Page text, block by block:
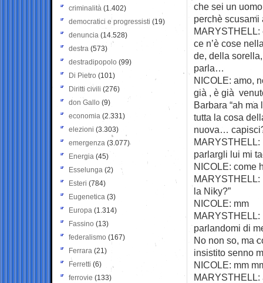
che sei un
perchè
MARYSTHELL:
ce n’è cose
de, della
parla…
NICOLE: amo,
già , è già
Barbara “ah ma
tutta la cosa
nuova…
MARYSTHELL:
parlargli lui mi
NICOLE: come
MARYSTHELL:
la Niky?”
NICOLE: mm
MARYSTHELL:
parlandomi di
No non so, ma
insistito senno
NICOLE: mm
criminalità (1.402)
democratici e progressisti (19)
denuncia (14.528)
destra (573)
destradipopolo (99)
Di Pietro (101)
Diritti civili (276)
don Gallo (9)
economia (2.331)
elezioni (3.303)
emergenza (3.077)
Energia (45)
Esselunga (2)
Esteri (784)
Eugenetica (3)
Europa (1.314)
Fassino (13)
federalismo (167)
Ferrara (21)
Ferretti (6)
ferrovie (133)